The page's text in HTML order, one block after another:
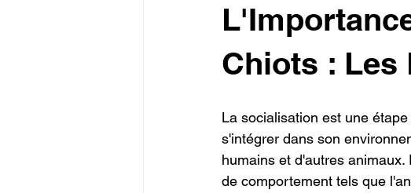
Chiots : Les
La socialisation est une
s'intégrer dans son
humains et d'autres
de comportement tels que